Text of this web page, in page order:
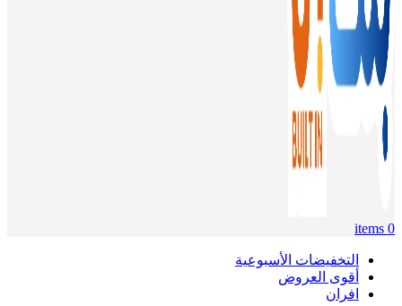
0
items
التخفيضات الأسبوعية
أقوى العروض
افران